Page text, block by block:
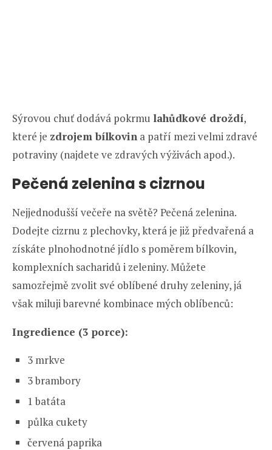
Sýrovou chuť dodává pokrmu lahůdkové droždí,
které je zdrojem bílkovin a patří mezi velmi zdravé
potraviny (najdete ve zdravých výživách apod.).
Pečená zelenina s cizrnou
Nejjednodušší večeře na světě? Pečená zelenina.
Dodejte cizrnu z plechovky, která je již předvařená a
získáte plnohodnotné jídlo s poměrem bílkovin,
komplexních sacharidů i zeleniny. Můžete
samozřejmě zvolit své oblíbené druhy zeleniny, já
však miluji barevné kombinace mých oblíbenců:
Ingredience (3 porce):
3 mrkve
3 brambory
1 batáta
půlka cukety
červená paprika